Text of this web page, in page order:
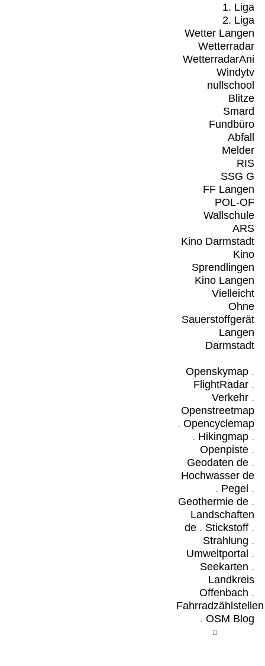
1. Liga
2. Liga
Wetter Langen
Wetterradar
WetterradarAni
Windytv
nullschool
Blitze
Smard
Fundbüro
Abfall
Melder
RIS
SSG G
FF Langen
POL-OF
Wallschule
ARS
Kino Darmstadt
Kino
Sprendlingen
Kino Langen
Vielleicht
Ohne
Sauerstoffgerät
Langen
Darmstadt
Openskymap.
FlightRadar.
Verkehr.
Openstreetmap
. Opencyclemap
. Hikingmap.
Openpiste.
Geodaten de.
Hochwasser de
. Pegel .
Geothermie de.
Landschaften
de. Stickstoff.
Strahlung .
Umweltportal .
Seekarten .
Landkreis
Offenbach .
Fahrradzählstellen
. OSM Blog